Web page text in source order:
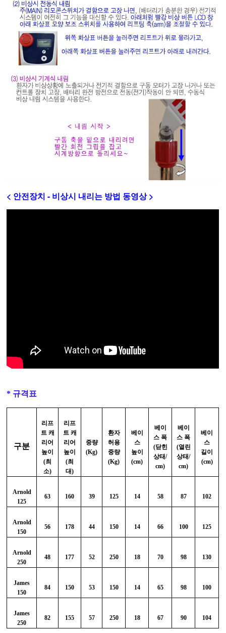
< 안전장치 - 비상시 내리는 방법 동영상 >
* 규격표
구분
리프
트 캐
리어
높이
(최
소)
리프
트 캐
리어
높이
(최
대)
중량
(Kg)
환자
허용
중량
(Kg)
베이
스
높이
(cm)
베이
스 폭
(닫힌
상태/
cm)
베이
스 폭
(열린
상태/
cm)
베이
스
길이
(cm)
Arnold
125
63 160 39 125 14 58 87 102
Arnold
150
56 178 44 150 14 66 100 125
Arnold
250
48 177 52 250 18 70 98 130
James
150
84 150 53 150 14 65 98 100
James
250
82 155 57 250 18 67 90 104